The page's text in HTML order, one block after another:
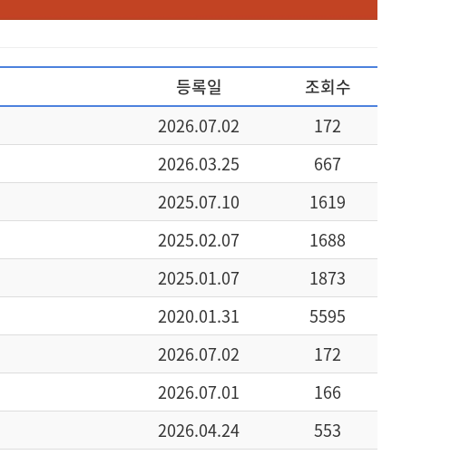
등록일
조회수
2026.07.02
172
2026.03.25
667
2025.07.10
1619
2025.02.07
1688
2025.01.07
1873
2020.01.31
5595
2026.07.02
172
2026.07.01
166
2026.04.24
553